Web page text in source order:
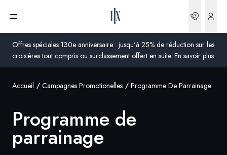
Offres spéciales 130e anniversaire : jusqu'à 25% de réduction sur les
croisières tout compris ou surclassement offert en suite. En savoir plus
Ouvrir le menu
Royaume-Uni
Global
Accueil Campagnes Promotionelles Programme De Parrainage
Programme de
parrainage